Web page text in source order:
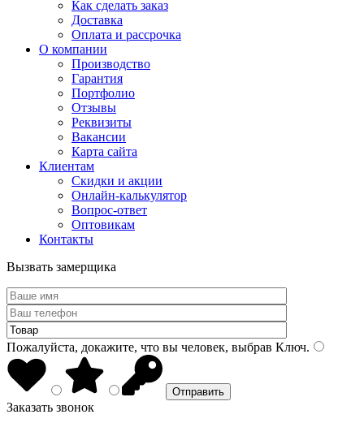
Как сделать заказ
Доставка
Оплата и рассрочка
О компании
Производство
Гарантия
Портфолио
Отзывы
Реквизиты
Вакансии
Карта сайта
Клиентам
Скидки и акции
Онлайн-калькулятор
Вопрос-ответ
Оптовикам
Контакты
Вызвать замерщика
Пожалуйста, докажите, что вы человек, выбрав Ключ.
Заказать звонок